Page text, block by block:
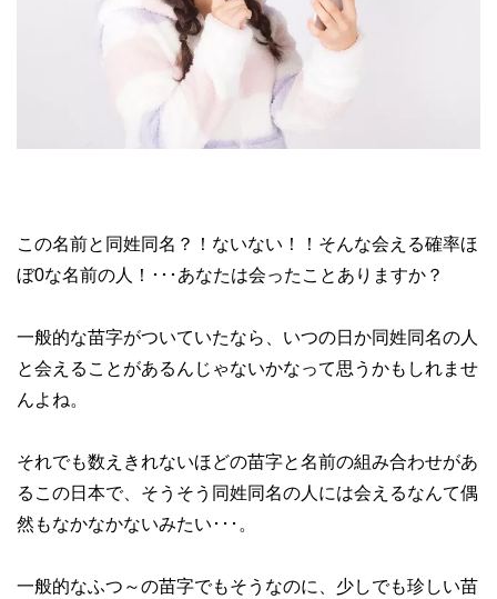
この名前と同姓同名？！ないない！！そんな会える確率ほ
ぼ0な名前の人！･･･あなたは会ったことありますか？
一般的な苗字がついていたなら、いつの日か同姓同名の人
と会えることがあるんじゃないかなって思うかもしれませ
んよね。
それでも数えきれないほどの苗字と名前の組み合わせがあ
るこの日本で、そうそう同姓同名の人には会えるなんて偶
然もなかなかないみたい･･･。
一般的なふつ～の苗字でもそうなのに、少しでも珍しい苗